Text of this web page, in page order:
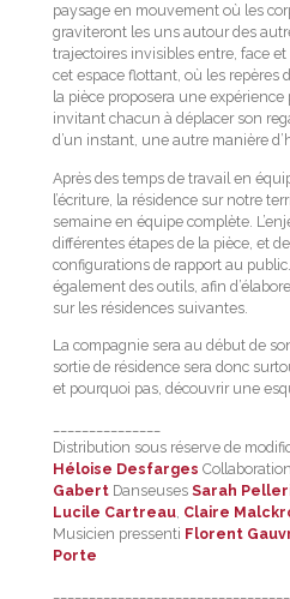
paysage en mouvement où les
graviteront les uns autour des
trajectoires invisibles entre, face
cet espace flottant, où les repères
la pièce proposera une
invitant chacun à déplacer son
d’un instant, une autre manière
Après des temps de travail en
l’écriture, la résidence sur notre
semaine en équipe complète.
différentes étapes de la pièce, et
configurations de rapport au
également des outils, afin
sur les résidences suivantes.
La compagnie sera au début de
sortie de résidence sera donc
et pourquoi pas, découvrir une
Distribution sous réserve de
Héloise Desfarges
Gabert Danseuses Sarah
Lucile Cartreau, Claire
Musicien pressenti Florent
Porte